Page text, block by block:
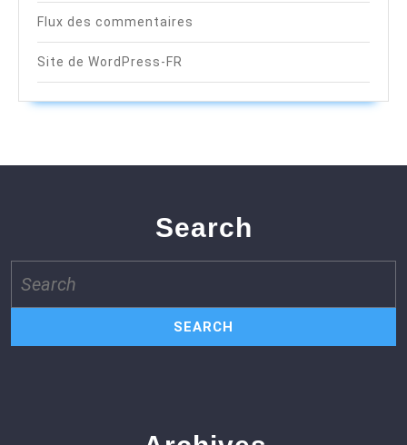
Flux des commentaires
Site de WordPress-FR
Search
for: